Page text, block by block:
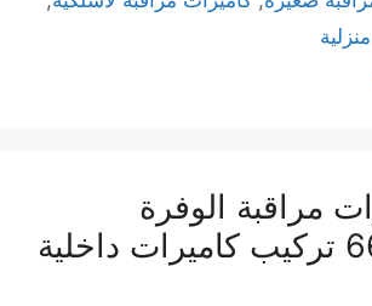
مراقبة الوفرة
66428585 تركيب كاميرات داخلية